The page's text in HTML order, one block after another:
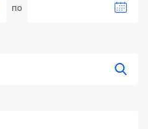
дату в календаре
по